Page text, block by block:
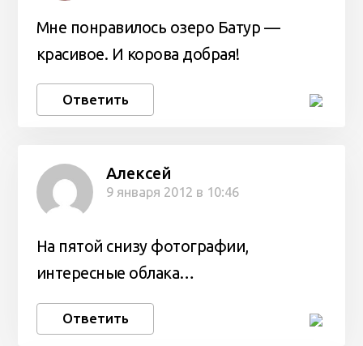
Мне понравилось озеро Батур —
красивое. И корова добрая!
Ответить
Алексей
9 января 2012 в 10:46
На пятой снизу фотографии,
интересные облака…
Ответить